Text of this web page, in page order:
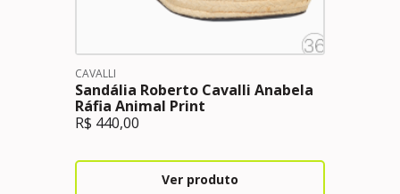
CAVALLI
Sandália Roberto Cavalli Anabela
Ráfia Animal Print
R$ 440,00
Ver produto